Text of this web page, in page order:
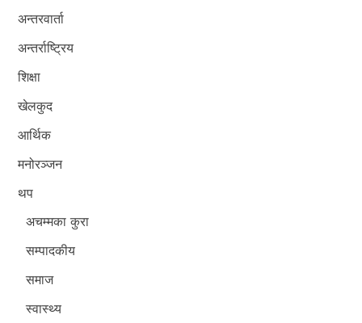
अन्तरवार्ता
अन्तर्राष्ट्रिय
शिक्षा
खेलकुद
आर्थिक
मनोरञ्जन
थप
अचम्मका कुरा
सम्पादकीय
समाज
स्वास्थ्य